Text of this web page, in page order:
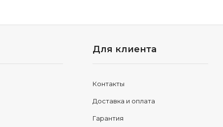
Для клиента
Контакты
Доставка и оплата
Гарантия